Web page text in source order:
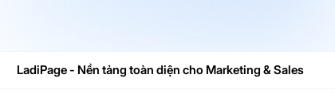
LadiPage - Nền tảng toàn diện cho Marketing & Sales